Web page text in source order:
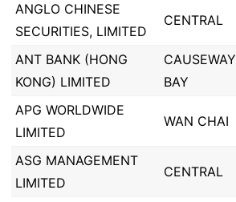
ANGLO CHINESE
SECURITIES, LIMITED
CENTRAL
ANT BANK (HONG
KONG) LIMITED
CAUSEWAY
BAY
APG WORLDWIDE
LIMITED
WAN CHAI
ASG MANAGEMENT
LIMITED
CENTRAL